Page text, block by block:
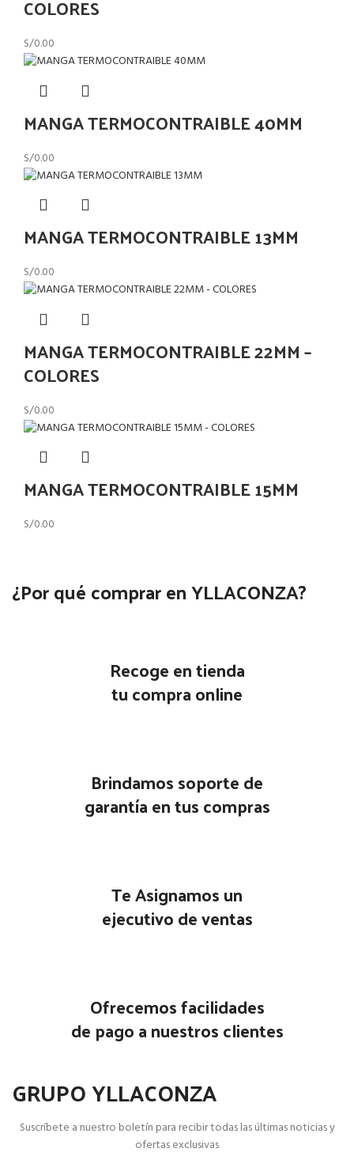
COLORES
S/0.00
MANGA TERMOCONTRAIBLE 40MM
S/0.00
MANGA TERMOCONTRAIBLE 13MM
S/0.00
MANGA TERMOCONTRAIBLE 22MM –
COLORES
S/0.00
MANGA TERMOCONTRAIBLE 15MM
S/0.00
¿Por qué comprar en YLLACONZA?
Recoge en tienda
tu compra online
Brindamos soporte de
garantía en tus compras
Te Asignamos un
ejecutivo de ventas
Ofrecemos facilidades
de pago a nuestros clientes
GRUPO YLLACONZA
Suscríbete a nuestro boletín para recibir todas las últimas noticias y
ofertas exclusivas